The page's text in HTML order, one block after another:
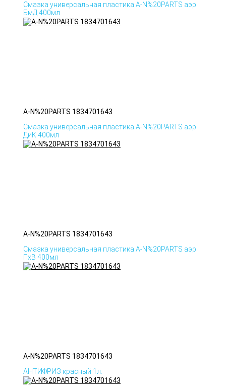
Смазка универсальная пластика A-N%20PARTS аэр
БмД 400мл
A-N%20PARTS 1834701643
Смазка универсальная пластика A-N%20PARTS аэр
ДиК 400мл
A-N%20PARTS 1834701643
Смазка универсальная пластика A-N%20PARTS аэр
ПхВ 400мл
A-N%20PARTS 1834701643
АНТИФРИЗ красный 1л.